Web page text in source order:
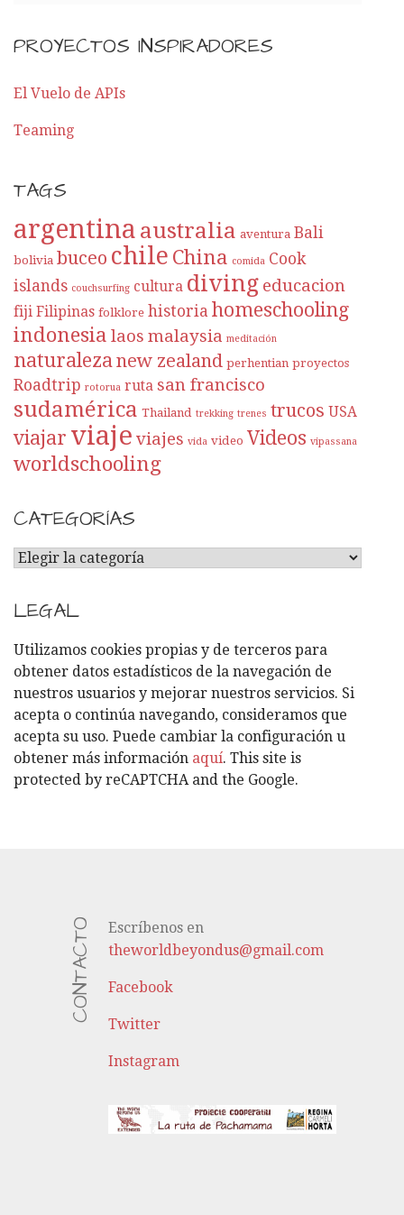
PROYECTOS INSPIRADORES
El Vuelo de APIs
Teaming
TAGS
argentina australia aventura Bali
bolivia buceo chile China comida Cook
islands couchsurfing cultura diving educacion
fiji Filipinas folklore historia homeschooling
indonesia laos malaysia meditación
naturalezanew zealand perhentian proyectos
Roadtrip rotorua ruta san francisco
sudamérica Thailand trekking trenes trucos USA
viajar viaje viajes vida video Videos vipassana
worldschooling
CATEGORÍAS
C
T
E
G
O
R
Í
A
S
LEGAL
Utilizamos cookies propias y de terceros para
obtener datos estadísticos de la navegación de
nuestros usuarios y mejorar nuestros servicios. Si
acepta o continúa navegando, consideramos que
acepta su uso. Puede cambiar la configuración u
obtener más información aquí. This site is
protected by reCAPTCHA and the Google.
CONTACTO
Escríbenos en
theworldbeyondus@gmail.com
Facebook
Twitter
Instagram